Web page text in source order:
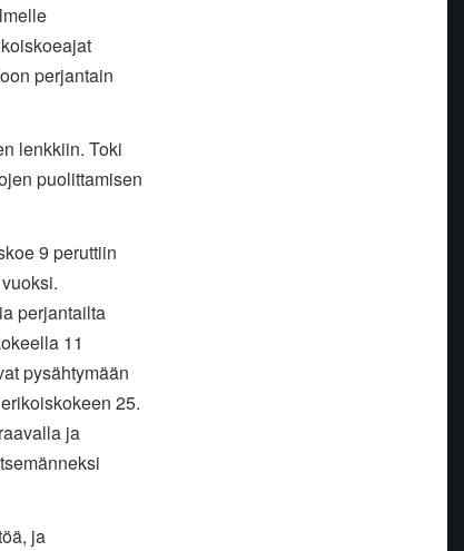
perjantain
lenkkiin. Toki
puolittamisen
9 peruttiin
perjantailta
11
pysähtymään
25.
ja
, ja